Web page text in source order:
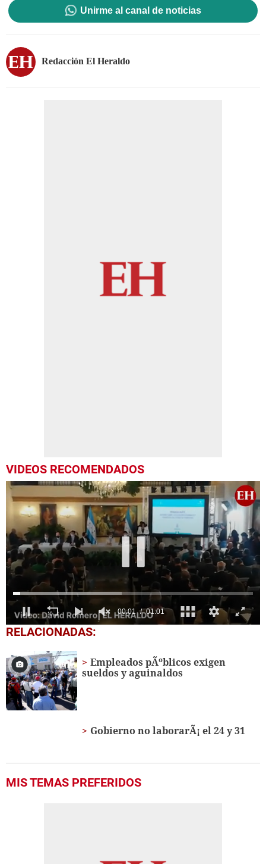
Unirme al canal de noticias
Redacción El Heraldo
VIDEOS RECOMENDADOS
0
seconds
1
minute,
1
second
RELACIONADAS:
Empleados pÃºblicos exigen
sueldos y aguinaldos
Gobierno no laborarÃ¡ el 24 y 31
MIS TEMAS PREFERIDOS